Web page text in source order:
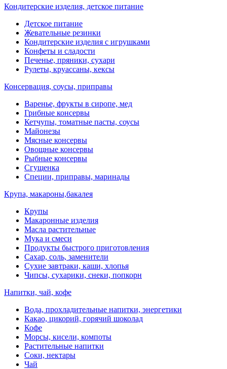
Кондитерские изделия, детское питание
Детское питание
Жевательные резинки
Кондитерские изделия с игрушками
Конфеты и сладости
Печенье, пряники, сухари
Рулеты, круассаны, кексы
Консервация, соусы, приправы
Варенье, фрукты в сиропе, мед
Грибные консервы
Кетчупы, томатные пасты, соусы
Майонезы
Мясные консервы
Овощные консервы
Рыбные консервы
Сгущенка
Специи, приправы, маринады
Крупа, макароны,бакалея
Крупы
Макаронные изделия
Масла растительные
Мука и смеси
Продукты быстрого приготовления
Сахар, соль, заменители
Сухие завтраки, каши, хлопья
Чипсы, сухарики, снеки, попкорн
Напитки, чай, кофе
Вода, прохладительные напитки, энергетики
Какао, цикорий, горячий шоколад
Кофе
Морсы, кисели, компоты
Растительные напитки
Соки, нектары
Чай